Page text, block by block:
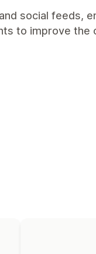
social feeds,
to improve the